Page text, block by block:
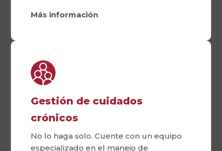
Más información
Gestión de cuidados
crónicos
No lo haga solo. Cuente con un equipo
especializado en el manejo de